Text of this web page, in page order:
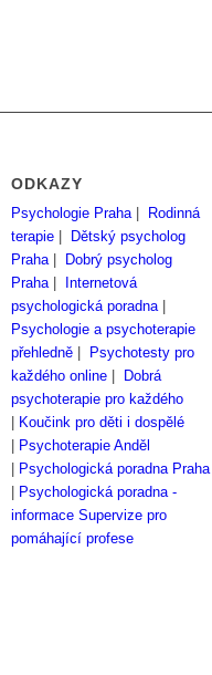
ODKAZY
Psychologie Praha|
Rodinná
terapie
Dětský psycholog
Praha|
Dobrý psycholog
Praha|
Internetová
psychologická poradna|
Psychologie a psychoterapie
přehledně
Psychotesty pro
každého online
Dobrá
psychoterapie pro každého
Koučink pro děti i dospělé
Psychoterapie Anděl
Psychologická poradna Praha
Psychologická poradna -
informace Supervize pro
pomáhající profese